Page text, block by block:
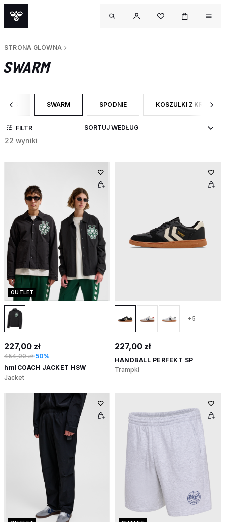
STRONA GLÓWNA
SWARM
CATEGORY: SEO PAGES
SWARM WYBRANY OBECNIE ZAWĘŻONO DO CATEGORY: SWARM
SPODNIE
ZAWĘŹ DO RODZAJ PRODUKTU:
KOSZULKI Z KRÓTKIM
ZAWĘŹ DO RODZAJ
FILTR
22 wyniki
OUTLET
227,00 zł
454,00 zł-50%
hmlCOACH JACKET HSW
Jacket
+5
227,00 zł
HANDBALL PERFEKT SP
Trampki